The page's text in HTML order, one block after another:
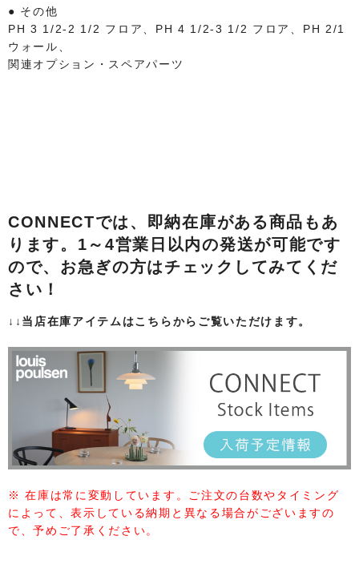
● その他
PH 3 1/2-2 1/2 フロア、PH 4 1/2-3 1/2 フロア、PH 2/1
ウォール、
関連オプション・スペアパーツ
CONNECTでは、即納在庫がある商品もあ
ります。1～4営業日以内の発送が可能です
ので、お急ぎの方はチェックしてみてくだ
さい！
↓↓当店在庫アイテムはこちらからご覧いただけます。
※ 在庫は常に変動しています。ご注文の台数やタイミング
によって、表示している納期と異なる場合がございますの
で、予めご了承ください。